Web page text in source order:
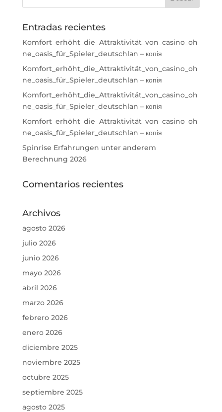
Entradas recientes
Komfort_erhöht_die_Attraktivität_von_casino_oh
ne_oasis_für_Spieler_deutschlan – копія
Komfort_erhöht_die_Attraktivität_von_casino_oh
ne_oasis_für_Spieler_deutschlan – копія
Komfort_erhöht_die_Attraktivität_von_casino_oh
ne_oasis_für_Spieler_deutschlan – копія
Komfort_erhöht_die_Attraktivität_von_casino_oh
ne_oasis_für_Spieler_deutschlan – копія
Spinrise Erfahrungen unter anderem
Berechnung 2026
Comentarios recientes
Archivos
agosto 2026
julio 2026
junio 2026
mayo 2026
abril 2026
marzo 2026
febrero 2026
enero 2026
diciembre 2025
noviembre 2025
octubre 2025
septiembre 2025
agosto 2025